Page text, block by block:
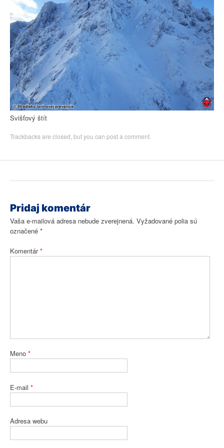
Svišťový štít
Trackbacks are closed, but you can post a comment
Pridaj komentár
Vaša e-mailová adresa nebude zverejnená. Vyžadované polia sú
označené *
Komentár*
Meno *
E-mail *
Adresa webu